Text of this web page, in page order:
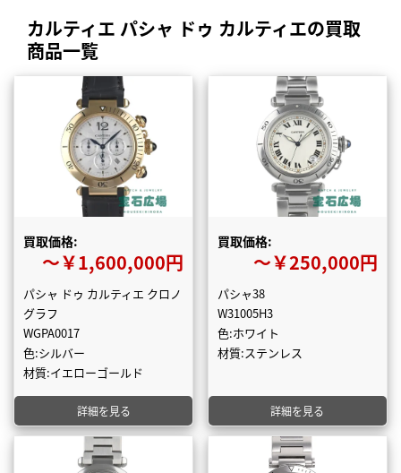
カルティエ パシャ ドゥ カルティエの買取
商品一覧
買取価格:
〜￥1,600,000円
パシャ ドゥ カルティエ クロノ
グラフ
WGPA0017
色:シルバー
材質:イエローゴールド
詳細を見る
買取価格:
〜￥250,000円
パシャ38
W31005H3
色:ホワイト
材質:ステンレス
詳細を見る